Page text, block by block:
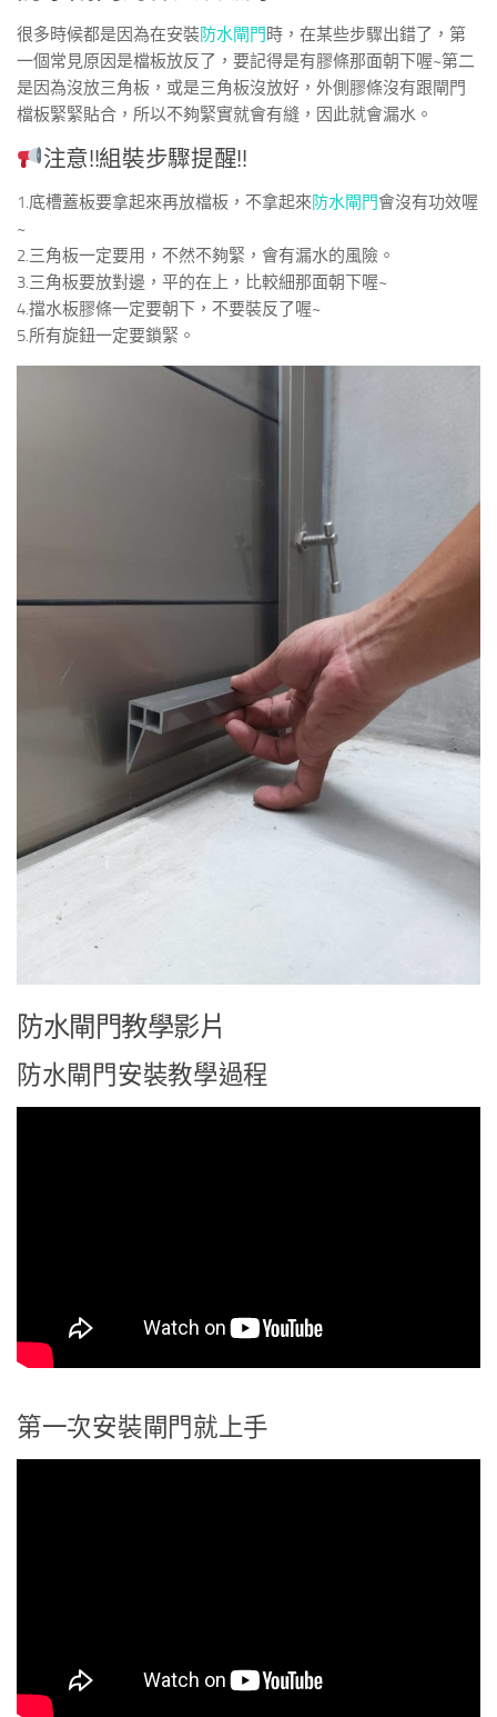
很多時候都是因為在安裝防水閘門 時，在某些步驟出錯了，第
一個常見原因是檔板放反了，要記得是有膠條那面朝下喔~第二
是因為沒放三角板，或是三角板沒放好，外側膠條沒有跟閘門
檔板緊緊貼合，所以不夠緊實就會有縫，因此就會漏水。
注意!!組裝步驟提醒!!
1.底槽蓋板要拿起來再放檔板，不拿起來防水閘門會沒有功效喔
~
2.三角板一定要用，不然不夠緊，會有漏水的風險。
3.三角板要放對邊，平的在上，比較細那面朝下喔~
4.擋水板膠條一定要朝下，不要裝反了喔~
5.所有旋鈕一定要鎖緊。
防水閘門教學影片
防水閘門安裝教學過程
第一次安裝閘門就上手